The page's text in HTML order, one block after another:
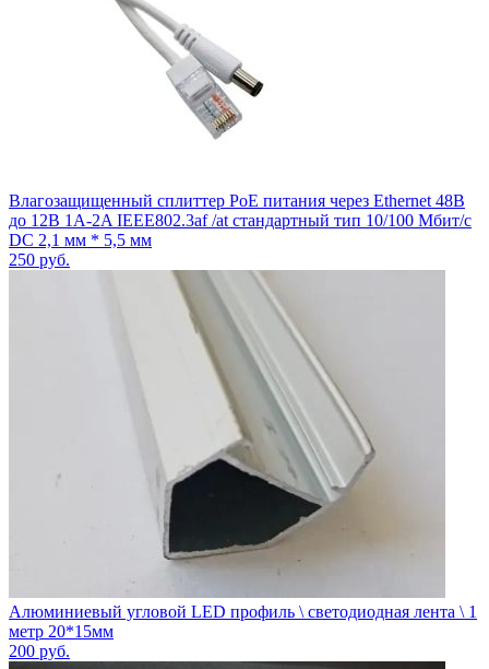
Влагозащищенный сплиттер PoE питания через Ethernet 48В
до 12В 1A-2A IEEE802.3af /at стандартный тип 10/100 Мбит/с
DC 2,1 мм * 5,5 мм
250 руб.
Алюминиевый угловой LED профиль \ светодиодная лента \ 1
метр 20*15мм
200 руб.